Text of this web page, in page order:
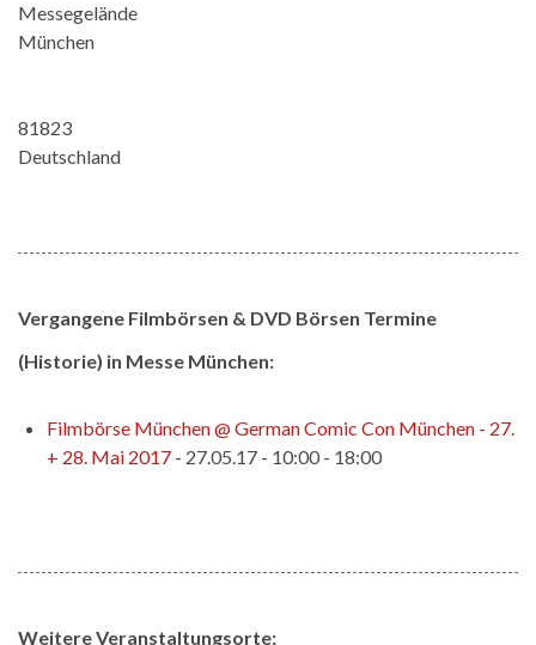
Messegelände
München
81823
Deutschland
Vergangene Filmbörsen & DVD Börsen Termine
(Historie) in Messe München:
Filmbörse München @ German Comic Con München - 27.
+ 28. Mai 2017 - 27.05.17 - 10:00 - 18:00
Weitere Veranstaltungsorte: